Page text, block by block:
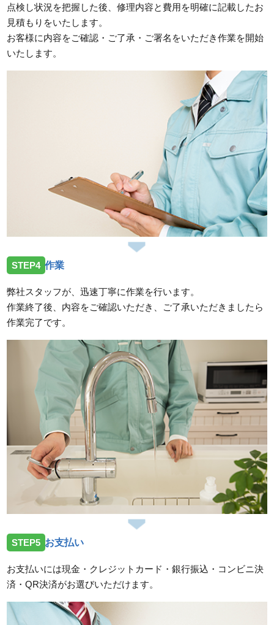
点検し状況を把握した後、修理内容と費用を明確に記載したお
見積もりをいたします。
お客様に内容をご確認・ご了承・ご署名をいただき作業を開始
いたします。
STEP4 作業
弊社スタッフが、迅速丁寧に作業を行います。
作業終了後、内容をご確認いただき、ご了承いただきましたら
作業完了です。
STEP5 お支払い
お支払いには現金・クレジットカード・銀行振込・コンビニ決
済・QR決済がお選びいただけます。